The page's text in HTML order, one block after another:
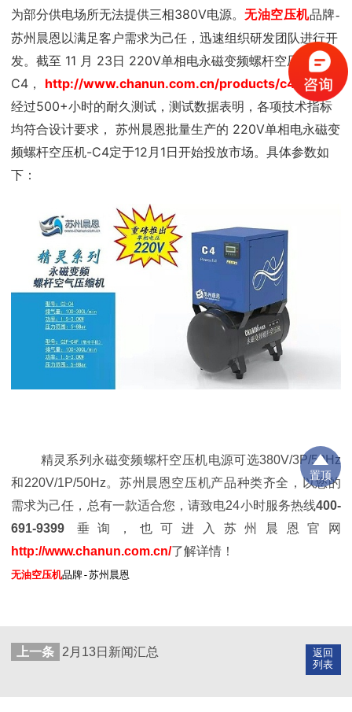
为部分供电场所无法提供三相380V电源。 无油空压机品牌-
苏州晨恩以满足客户需求为己任，迅速组织研发团队进行开
发。截至 11 月 23日 220V单相电永磁变频螺杆空压机-
C4 ， http://www.chanun.com.cn/products/c4.html，
经过500+小时的耐久测试，测试数据表明，各项技术指标
均符合设计要求， 苏州晨恩批量生产的 220V单相电永磁变
频螺杆空压机-C4定于12月1日开始投放市场。具体参数如
下：
精灵系列永磁变频螺杆空压机电源可选380V/3P/50Hz
和220V/1P/50Hz。苏州晨恩空压机产品种类齐全，以您的
需求为己任，总有一款适合您，请致电24小时服务热线400-
691-9399
垂询，也可进入苏州晨恩官网
http://www.chanun.com.cn/了解详情！
无油空压机品牌-苏州晨恩
返回
列表
上一条 2月13日新闻汇总
置顶